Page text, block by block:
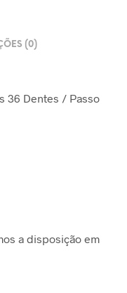
(0)
36 Dentes / Passo
a disposição em